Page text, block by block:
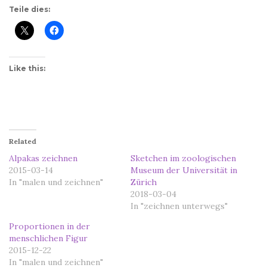
Teile dies:
Like this:
Related
Alpakas zeichnen
2015-03-14
In "malen und zeichnen"
Sketchen im zoologischen
Museum der Universität in
Zürich
2018-03-04
In "zeichnen unterwegs"
Proportionen in der
menschlichen Figur
2015-12-22
In "malen und zeichnen"